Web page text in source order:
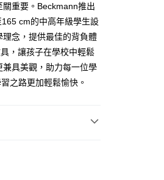
重要。Beckmann推出
cm的中高年級學生設
念，提供最佳的背負體
，讓孩子在學校中輕鬆
具美觀，助力每一位學
之路更加輕鬆愉快。